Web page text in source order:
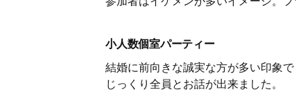
小人数個室パーティー
結婚に前向きな誠実な方が多い印象で
じっくり全員とお話が出来ました。